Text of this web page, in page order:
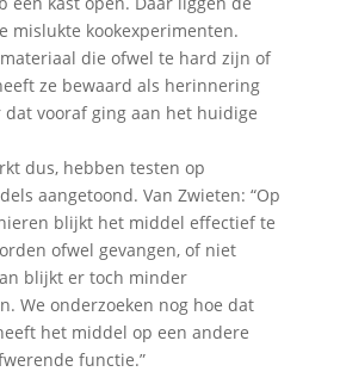
mislukte kookexperimenten.
die ofwel te hard zijn of
ze bewaard als herinnering
vooraf ging aan het huidige
dus, hebben testen op
aangetoond. Van Zwieten: “Op
blijkt het middel effectief te
ofwel gevangen, of niet
blijkt er toch minder
We onderzoeken nog hoe dat
het middel op een andere
functie.”